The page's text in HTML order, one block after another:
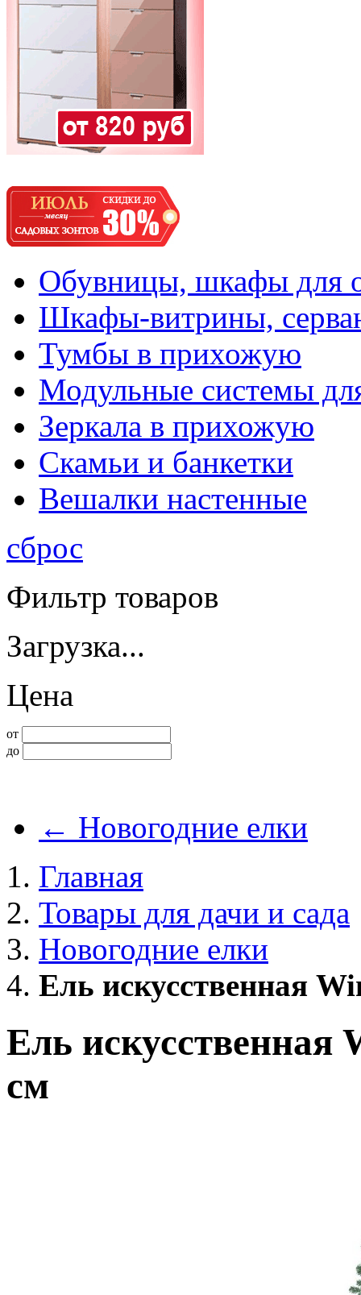
Обувницы, шкафы для
Шкафы-витрины,
Тумбы в прихожую
Модульные системы
Зеркала в прихожую
Скамьи и банкетки
Вешалки настенные
сброс
Фильтр товаров
Загрузка...
Цена
от
до
← Новогодние елки
Главная
Товары для дачи и сада
Новогодние елки
Ель искусственная
Ель искусственная
см